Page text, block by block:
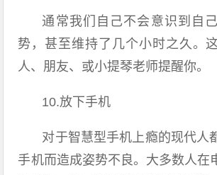
通常我们自己不会意识到自
势，甚至维持了几个小时之久。
人、朋友、或小提琴老师提醒你。
10.放下手机
对于智慧型手机上瘾的现代人
手机而造成姿势不良。大多数人在